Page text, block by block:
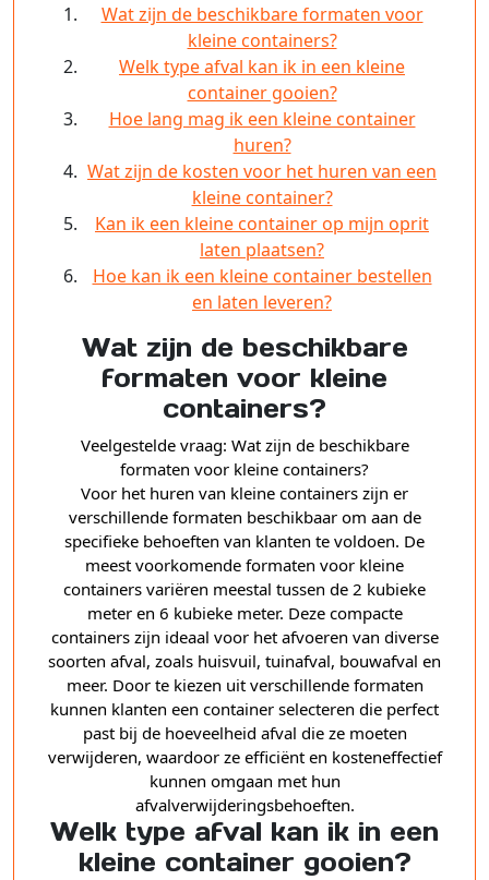
Wat zijn de beschikbare formaten voor
kleine containers?
Welk type afval kan ik in een kleine
container gooien?
Hoe lang mag ik een kleine container
huren?
Wat zijn de kosten voor het huren van een
kleine container?
Kan ik een kleine container op mijn oprit
laten plaatsen?
Hoe kan ik een kleine container bestellen
en laten leveren?
Wat zijn de beschikbare
formaten voor kleine
containers?
Veelgestelde vraag: Wat zijn de beschikbare
formaten voor kleine containers?
Voor het huren van kleine containers zijn er
verschillende formaten beschikbaar om aan de
specifieke behoeften van klanten te voldoen. De
meest voorkomende formaten voor kleine
containers variëren meestal tussen de 2 kubieke
meter en 6 kubieke meter. Deze compacte
containers zijn ideaal voor het afvoeren van diverse
soorten afval, zoals huisvuil, tuinafval, bouwafval en
meer. Door te kiezen uit verschillende formaten
kunnen klanten een container selecteren die perfect
past bij de hoeveelheid afval die ze moeten
verwijderen, waardoor ze efficiënt en kosteneffectief
kunnen omgaan met hun
afvalverwijderingsbehoeften.
Welk type afval kan ik in een
kleine container gooien?